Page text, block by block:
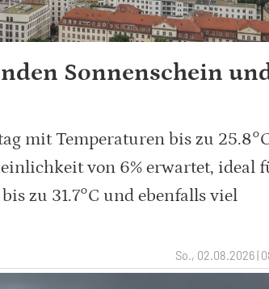
Sonnenschein
mit Temperaturen bis zu
von 6% erwartet, ideal
zu 31.7°C und ebenfalls viel
So., 02.08.2026 |